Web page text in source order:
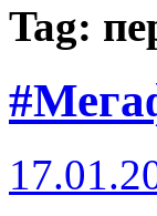
Tag: